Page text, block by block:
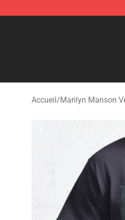
Marilyn Manson Shop -
Accueil/Marilyn Manson